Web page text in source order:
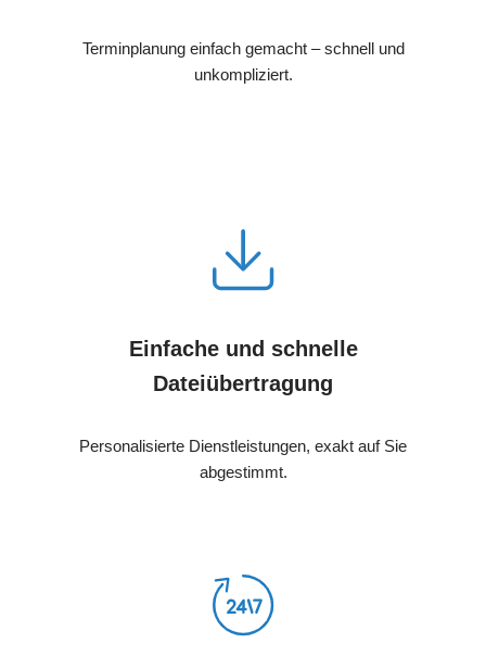
Terminplanung einfach gemacht – schnell und
unkompliziert.
Einfache und schnelle
Dateiübertragung
Personalisierte Dienstleistungen, exakt auf Sie
abgestimmt.